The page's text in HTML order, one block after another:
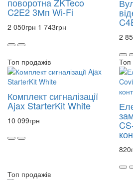
поворотна ZKTeco
C2E2 3Мп Wi-Fi
2 050грн 1 743грн
2
Топ продажів
Комплект сигналізації
Ajax StarterKit White
10 099грн
Топ
820
Топ продажів